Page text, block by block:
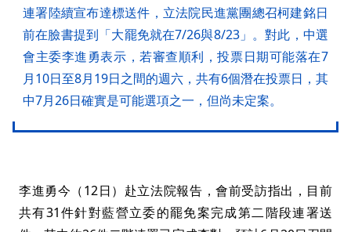
連署陸續宣布達標送件，立法院民進黨團總召柯建銘日
前在臉書提到「大罷免就在7/26與8/23」。對此，中選
會主委李進勇表示，若審查順利，投票日期可能落在7
月10日至8月19日之間的週六，共有6個潛在投票日，其
中7月26日確實是可能選項之一，但尚未定案。
李進勇今（12日）赴立法院報告，會前受訪指出，目前
共有31件針對藍營立委的罷免案完成第二階段連署送